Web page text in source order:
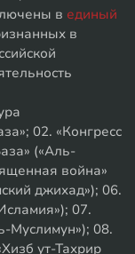
в единый
в
02. «Конгресс
(«Аль-
война»
джихад»); 06.
07.
Муслимун»); 08.
ут-Тахрир